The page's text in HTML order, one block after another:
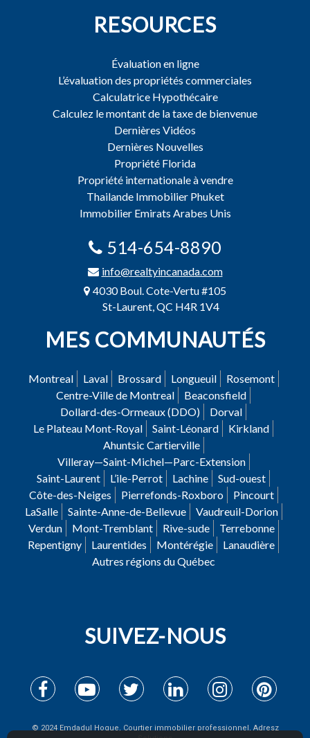
RESOURCES
Évaluation en ligne
L’évaluation des propriétés commerciales
Calculatrice Hypothécaire
Calculez le montant de la taxe de bienvenue
Dernières Vidéos
Dernières Nouvelles
Propriété Florida
Propriété internationale à vendre
Thailande Immobilier Phuket
Immobilier Emirats Arabes Unis
514-654-8890
info@realtyincanada.com
4030 Boul. Cote-Vertu #105
St-Laurent, QC H4R 1V4
MES COMMUNAUTÉS
Montreal Laval Brossard Longueuil
Rosemont
Centre-Ville de Montreal
Beaconsfield
Dollard-des-Ormeaux (DDO)
Dorval
Le Plateau Mont-Royal
Saint-Léonard
Kirkland
Ahuntsic Cartierville
Villeray—Saint-Michel—Parc-Extension
Saint-Laurent
L’ile-Perrot Lachine
Sud-ouest
Côte-des-Neiges
Pierrefonds-Roxboro
Pincourt
LaSalle
Sainte-Anne-de-Bellevue
Vaudreuil-Dorion
Verdun
Mont-Tremblant Rive-sude
Terrebonne
Repentigny
Laurentides Montérégie
Lanaudière
Autres régions du Québec
SUIVEZ-NOUS
© 2024 Emdadul Hoque, Courtier immobilier professionnel, Adresz